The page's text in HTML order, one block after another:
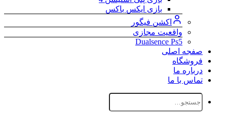
بازی ایکس باکس
اکشن فیگور
واقعیت مجازی
Dualsence Ps5
صفجه اصلی
فروشگاه
درباره ما
تماس با ما
جستجو
برای: